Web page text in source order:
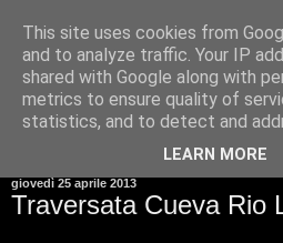
giovedì 25 aprile 2013
Traversata Cueva Rio
This site uses cookies from
and to analyze traffic. Your IP
shared with Google along with
metrics to ensure quality of
statistics, and to detect and
LEARN MORE